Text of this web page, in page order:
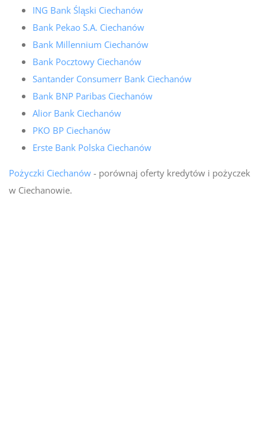
ING Bank Śląski Ciechanów
Bank Pekao S.A. Ciechanów
Bank Millennium Ciechanów
Bank Pocztowy Ciechanów
Santander Consumerr Bank Ciechanów
Bank BNP Paribas Ciechanów
Alior Bank Ciechanów
PKO BP Ciechanów
Erste Bank Polska Ciechanów
Pożyczki Ciechanów- porównaj oferty kredytów i pożyczek
w Ciechanowie.